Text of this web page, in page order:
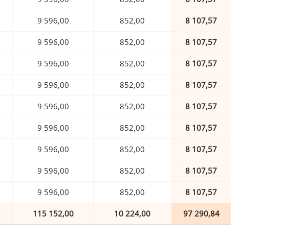
9 596,00 852,00 8 107,57
9 596,00 852,00 8 107,57
9 596,00 852,00 8 107,57
9 596,00 852,00 8 107,57
9 596,00 852,00 8 107,57
9 596,00 852,00 8 107,57
9 596,00 852,00 8 107,57
9 596,00 852,00 8 107,57
9 596,00 852,00 8 107,57
115 152,00 10 224,00 97 290,84